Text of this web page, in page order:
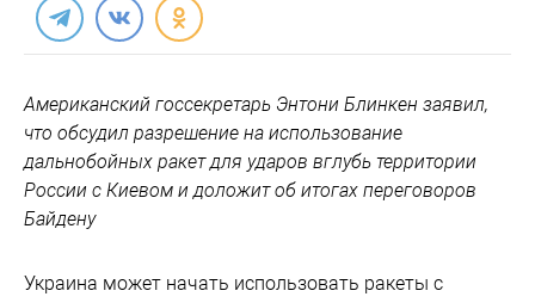
Американский госсекретарь Энтони Блинкен заявил,
что обсудил разрешение на использование
дальнобойных ракет для ударов вглубь территории
России с Киевом и доложит об итогах переговоров
Байдену
Украина может начать использовать ракеты с